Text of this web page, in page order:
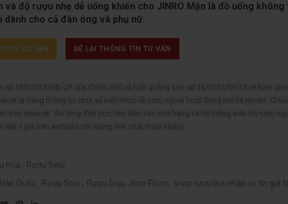
và độ rượu nhẹ dễ uống khiến cho JINRO Mận là đồ uống
dành cho cả đàn ông và phụ nữ.
922 668 ĐỂ LẠI THÔNG TIN TƯ VẤN
số 185/2013/NĐ-CP của Chính phủ và luật quảng cáo số 16/2012/QH13 về kinh
là trang thông tin chia sẻ kiến thức về rượu ngoại hoạt động phi lơi nhuận.
trên internet. Vui lòng đến trực tiếp đến các cửa hàng và hệ thống siêu thị rượu
vấn. ( giá trên website chỉ mang tính chất tham khảo)
mùi , Rượu Soju
Quốc , Rượu Soju , Rượu Soju Jinro Plum , shop rượu bia nhập uy tín giá